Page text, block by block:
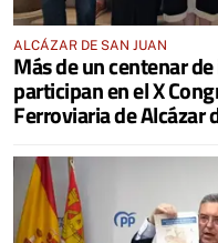
ALCÁZAR DE SAN JUAN
Más de un centenar
participan en el X
Ferroviaria de Alcázar